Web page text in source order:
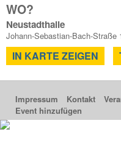
WO?
Neustadthalle
Johann-Sebastian-Bach-Straße
IN KARTE ZEIGEN
Impressum Kontakt
Event hinzufügen